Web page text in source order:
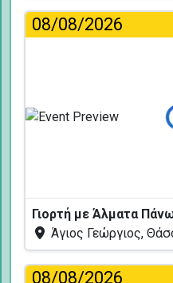
08/08/2026
Γιορτή με Άλματα
Άγιος Γεώργιος,
08/08/2026